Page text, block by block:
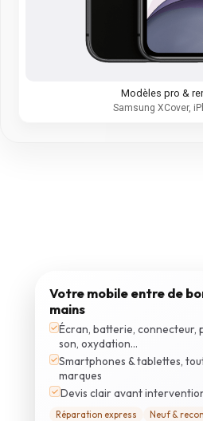
Modèles pro &
Samsung XCover,
Votre mobile entre de
mains
✓Écran, batterie, connecteur,
son, oxydation…
✓Smartphones & tablettes,
marques
✓Devis clair avant
Réparation express
Neuf &